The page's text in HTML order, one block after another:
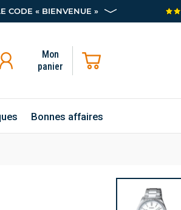
CODE « BIENVENUE »
Mon
panier
Bonnes affaires